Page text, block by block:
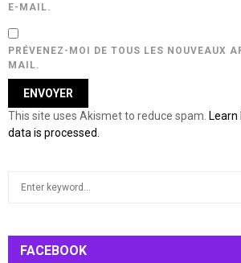
E-MAIL.
PRÉVENEZ-MOI DE TOUS LES NOUVEAUX
MAIL.
This site uses Akismet to reduce spam.
data is processed.
FACEBOOK